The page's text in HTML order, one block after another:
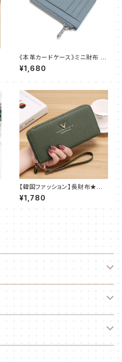
《本革カードケース》ミニ財布 コ
インケース 小銭入れ レディース
スカイブルー@
¥1,680
【韓国ファッション】長財布★コ
ンパクト★オシャレで可愛い★レ
ディース★グリーン@
¥1,780